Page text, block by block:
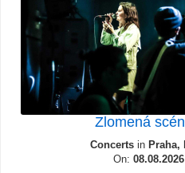
Zlomená
Concertsin Praha,
On: 08.08.2026